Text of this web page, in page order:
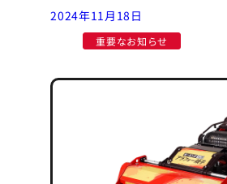
2024年11月18日
重要なお知らせ